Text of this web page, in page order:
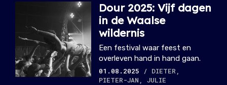
Dour 2025: Vijf dagen
in de Waalse
wildernis
Een festival waar feest en
overleven hand in hand gaan.
01.08.2025
/ DIETER,
PIETER-JAN, JULIE